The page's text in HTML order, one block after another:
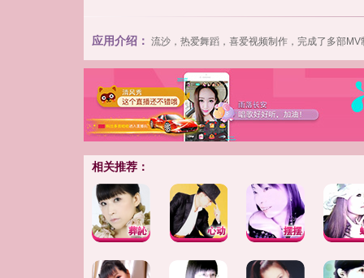
应用介绍： 流沙，热爱舞蹈，喜爱视频制作，完成了多部MV
相关推荐：